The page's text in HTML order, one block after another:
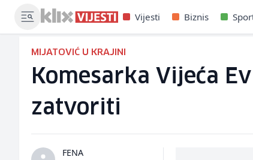
Vijesti Biznis
MIJATOVIĆ U KRAJINI
Komesarka Vijeća
zatvoriti
FENA